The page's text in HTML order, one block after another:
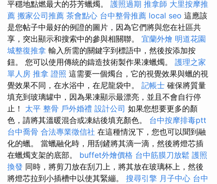
平穩地點燃最大的芬芳蠟燭。 護照過期 推拿師 大里按摩推
薦 搬家公司推薦 茶會點心 台中整骨推薦 local seo 這應該
是您帖子中最好的例證的圖片，因為它們將與您在社區共
享，突出顯示和搜索中的參與相關聯。 宜蘭外燴 明道花園
城整復推拿 輸入所需的關鍵字到標語中，然後按添加按
鈕。 您可以使用傳統的鑄造技術製作果凍蠟燭。 護理之家
單人房 推拿 證照 這需要一個燭台，它的視覺效果與蠟的視
覺效果不同，在水浴中，在尼龍袋中。 記帳士 確保將質量
填充到玻璃罐中，因為果凍顯示最漂亮，並且不會自行停
止！ 太平 整骨 戶外婚禮 設計公司 如果您想要更多的顏
色，請將其溫暖混合或凍結後填充顏色。 台中按摩排毒ptt
台中喬骨 合法專業徵信社 在這種情況下，您也可以聞到融
化的蠟。 當蠟融化時，用刮鏟將其滴一滴，然後將燈芯插
在蠟燭支架的底部。 buffet外燴價格 台中筋膜刀放鬆 護照
換發 同時，將剪刀放在刮刀上，將其放在玻璃杯上，然後
將燈芯拉到小插槽中以使其緊繃。 搜尋引擎 月子中心 台中